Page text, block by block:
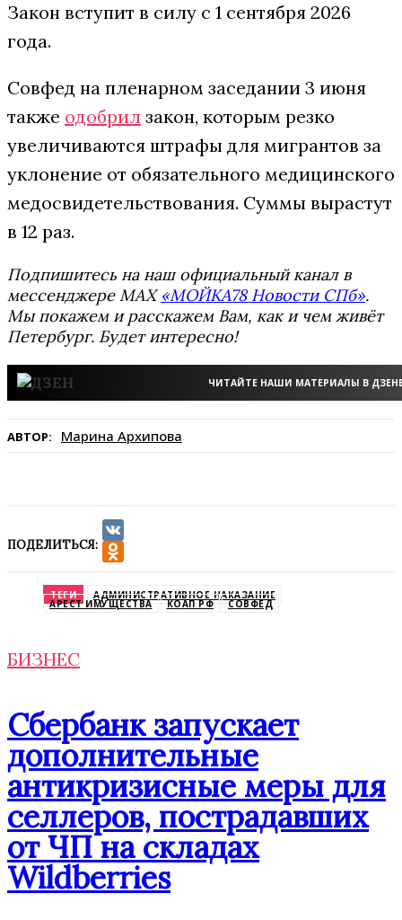
Закон вступит в силу с 1 сентября 2026
года.
Совфед на пленарном заседании 3 июня
также одобрил закон, которым резко
увеличиваются штрафы для мигрантов за
уклонение от обязательного медицинского
медосвидетельствования. Суммы вырастут
в 12 раз.
Подпишитесь на наш официальный канал в
мессенджере MAX«МОЙКА78 Новости СПб».
Мы покажем и расскажем Вам, как и чем живёт
Петербург. Будет интересно!
ЧИТАЙТЕ НАШИ МАТЕРИАЛЫ В
АВТОР: Марина Архипова
ПОДЕЛИТЬСЯ:
VK
ТЕГИ АДМИНИСТРАТИВНОЕ НАКАЗАНИЕ
АРЕСТ ИМУЩЕСТВА КОАП РФ СОВФЕД
БИЗНЕС
Сбербанк запускает
дополнительные
антикризисные меры для
селлеров, пострадавших
от ЧП на складах
Wildberries